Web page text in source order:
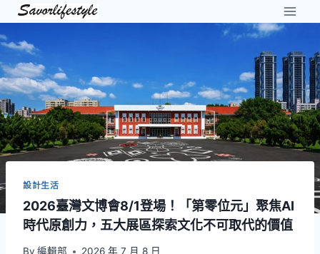
Skip
content
設計生活
2026臺灣文博會8/1登場！「第零位元」聚焦AI
時代原創力，五大展區探索文化不可取代的價值
By 編輯部 2026 年 7 月 8 日